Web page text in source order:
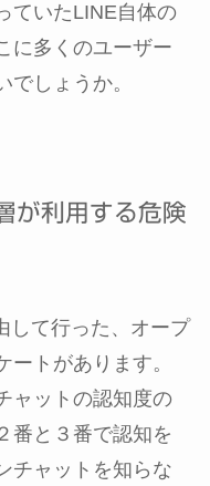
ていたLINE自体の
に多くのユーザー
しょうか。
が利用する危険
して行った、オープ
トがあります。
ャットの認知度の
番と３番で認知を
チャットを知らな